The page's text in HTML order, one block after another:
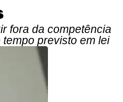
fora da competência
previsto em lei